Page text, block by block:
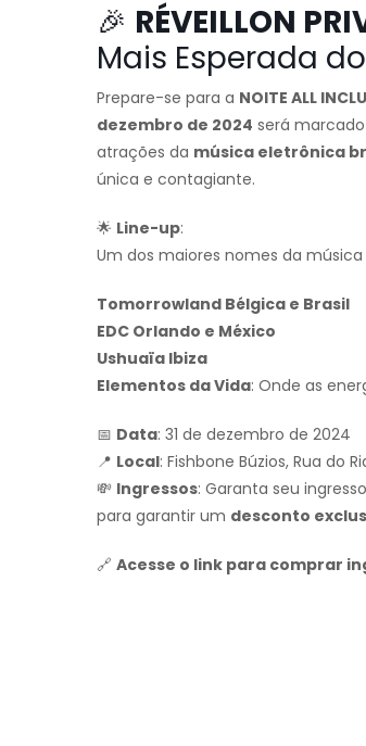
🎉 RÉVEILLON
Mais Esperada
Prepare-se para a NOITE ALL
dezembro de 2024 será
atrações da música eletrônica
única e contagiante.
🌟 Line-up:
Um dos maiores nomes da
Tomorrowland Bélgica e Brasil
EDC Orlando e México
Ushuaïa Ibiza
Elementos da Vida: Onde as
📅 Data: 31 de dezembro de 2024
📍 Local: Fishbone Búzios, Rua do
💸 Ingressos: Garanta seu
para garantir um desconto
🔗 Acesse o link para comprar